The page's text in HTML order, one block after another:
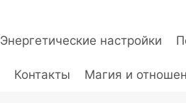
Энергетические настройки
Контакты Магия и